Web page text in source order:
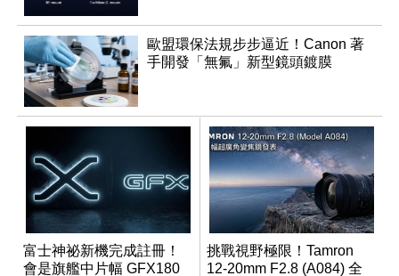
歐盟環保法規步步逼近！Canon 著
手開發「無氟」新型鏡頭鍍膜
富士神祕新機完成註冊！
會是旗艦中片幅 GFX180
挑戰視野極限！Tamron
12-20mm F2.8 (A084) 全